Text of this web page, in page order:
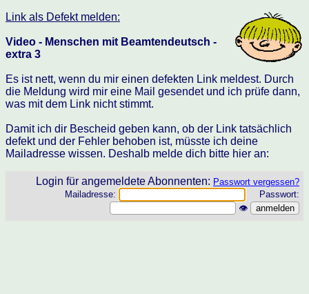
Link als Defekt melden:
Video - Menschen mit Beamtendeutsch -
extra 3
Es ist nett, wenn du mir einen defekten Link meldest. Durch
die Meldung wird mir eine Mail gesendet und ich prüfe dann,
was mit dem Link nicht stimmt.
Damit ich dir Bescheid geben kann, ob der Link tatsächlich
defekt und der Fehler behoben ist, müsste ich deine
Mailadresse wissen. Deshalb melde dich bitte hier an:
Login für angemeldete Abonnenten: Passwort vergessen?
Mailadresse:
Passwort:
👁